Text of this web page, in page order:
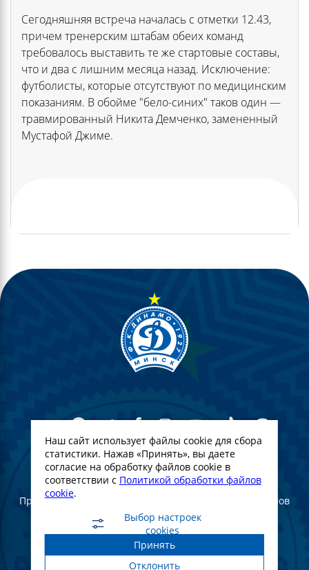
Сегодняшняя встреча началась с отметки 12.43,
причем тренерским штабам обеих команд
требовалось выставить те же стартовые составы,
что и два с лишним месяца назад. Исключение:
футболисты, которые отсутствуют по медицинским
показаниям. В обойме "бело-синих" таков один —
травмированный Никита Демченко, замененный
Мустафой Джиме.
© Футбольный Клуб Динамо-Минск. 2022
При полном или частичном использовании материалов
ссылка на официальный сайт ФК Динамо Минск
обязательна
Создание и продвижение сайта -
WebGroup.PRO
Наш сайт использует файлы cookie для сбора
статистики. Нажав «Принять», вы даете
согласие на обработку файлов cookie в
соответствии с Политикой обработки файлов
cookie.
Выбор настроек
cookies
Принять
Отклонить